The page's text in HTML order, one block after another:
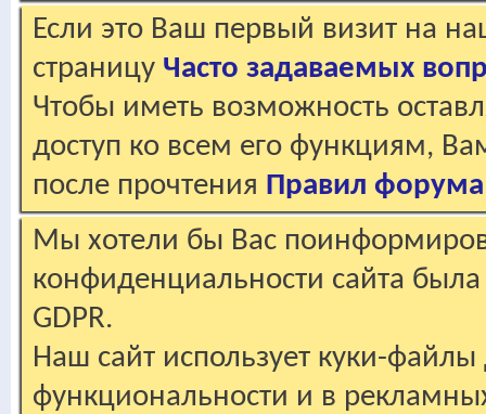
Если это Ваш первый визит на
страницу Часто задаваемых
Чтобы иметь возможность
доступ ко всем его функциям,
после прочтения Правил форума
Мы хотели бы Вас
конфиденциальности сайта
GDPR.
Наш сайт использует куки-файлы
функциональности и в